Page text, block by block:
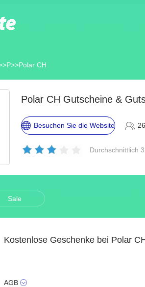
P>>Polar CH
Polar CH Gutscheine &
Besuchen Sie die Website
Durchschnittlich
Sale
Kostenlose Geschenke bei Polar
AGB